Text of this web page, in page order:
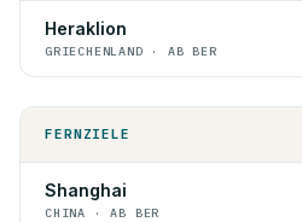
Heraklion
GRIECHENLAND · AB BER
FERNZIELE
Shanghai
CHINA · AB BER